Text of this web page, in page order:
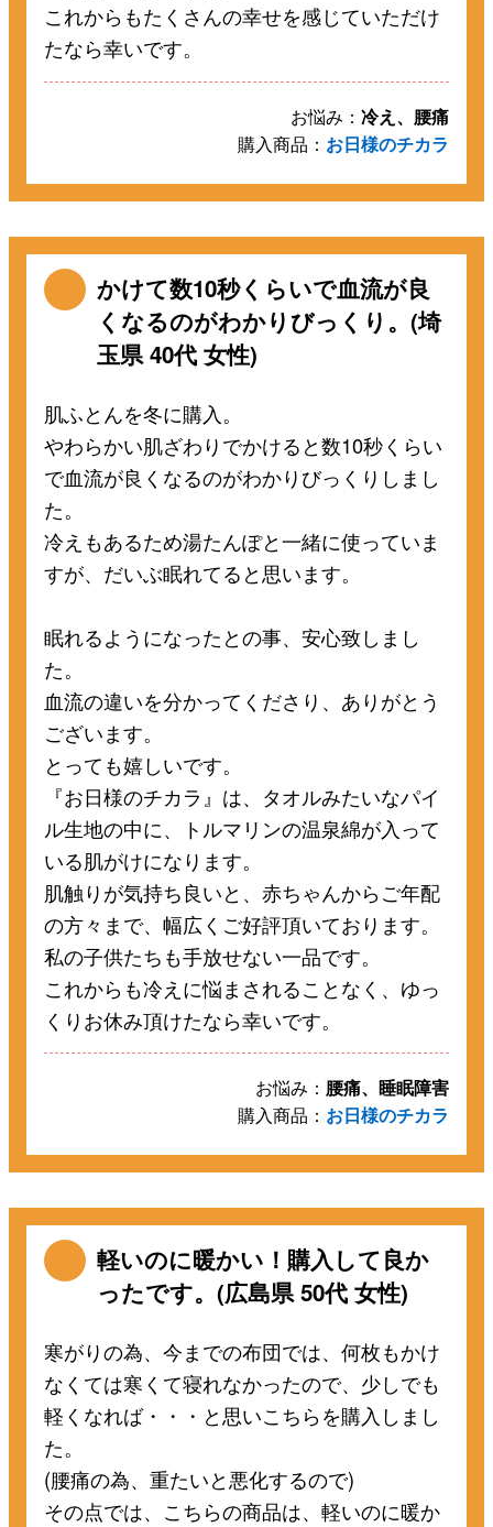
これからもたくさんの幸せを感じていただけ
たなら幸いです。
お悩み： 冷え、腰痛
購入商品： お日様のチカラ
かけて数10秒くらいで血流が良
くなるのがわかりびっくり。(埼
玉県 40代 女性)
肌ふとんを冬に購入。
やわらかい肌ざわりでかけると数10秒くらい
で血流が良くなるのがわかりびっくりしまし
た。
冷えもあるため湯たんぽと一緒に使っていま
すが、だいぶ眠れてると思います。
眠れるようになったとの事、安心致しまし
た。
血流の違いを分かってくださり、ありがとう
ございます。
とっても嬉しいです。
『お日様のチカラ』は、タオルみたいなパイ
ル生地の中に、トルマリンの温泉綿が入って
いる肌がけになります。
肌触りが気持ち良いと、赤ちゃんからご年配
の方々まで、幅広くご好評頂いております。
私の子供たちも手放せない一品です。
これからも冷えに悩まされることなく、ゆっ
くりお休み頂けたなら幸いです。
お悩み： 腰痛、睡眠障害
購入商品： お日様のチカラ
軽いのに暖かい！購入して良か
ったです。(広島県 50代 女性)
寒がりの為、今までの布団では、何枚もかけ
なくては寒くて寝れなかったので、少しでも
軽くなれば・・・と思いこちらを購入しまし
た。
(腰痛の為、重たいと悪化するので)
その点では、こちらの商品は、軽いのに暖か